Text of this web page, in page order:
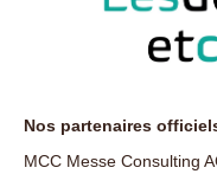
Nos partenaires
MCC Messe Consulting